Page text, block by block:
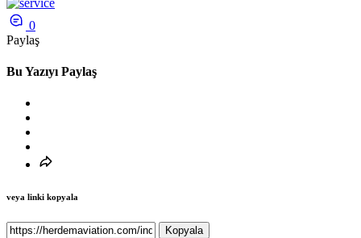
0
Paylaş
Bu Yazıyı Paylaş
veya linki kopyala
Kopyala